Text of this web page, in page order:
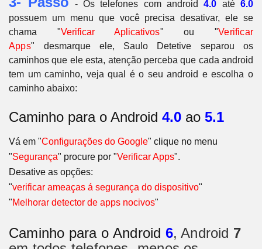
- Os telefones com android4.0 até6.0
possuem um menu que você precisa desativar, ele se
chama "Verificar Aplicativos" ou "Verificar
Apps" desmarque ele, Saulo Detetive separou os
caminhos que ele esta, atenção perceba que cada android
tem um caminho, veja qual é o seu android e escolha o
caminho abaixo:
Caminho para o Android 4.0 ao 5.1
Vá em "Configurações do Google" clique no menu
"Segurança" procure por "Verificar Apps".
Desative as opções:
"verificar ameaças á segurança do dispositivo"
"Melhorar detector de apps nocivos"
Caminho para o Android 6, Android 7